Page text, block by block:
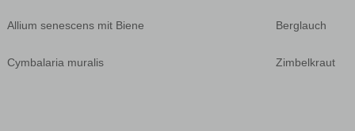
Allium senescens mit Biene Berglauch
Cymbalaria muralis Zimbelkraut